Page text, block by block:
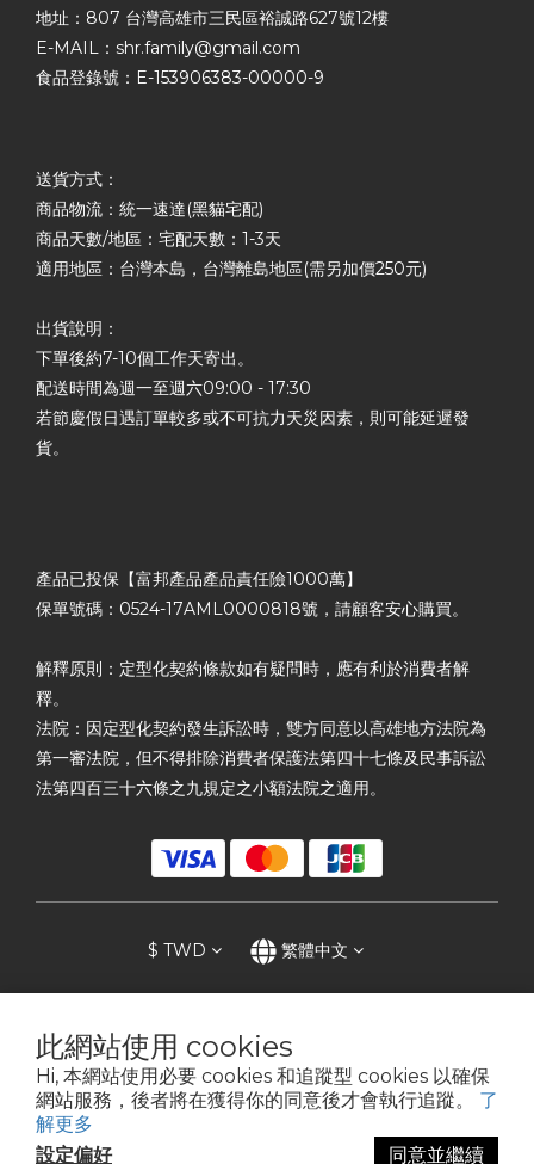
此網站使用 cookies
Hi, 本網站使用必要 cookies 和追蹤型 cookies 以確保
網站服務，後者將在獲得你的同意後才會執行追蹤。 了
解更多
設定偏好
同意並繼續
地址：807 台灣高雄市三民區裕誠路627號12樓
E-MAIL：shr.family@gmail.com
食品登錄號：E-153906383-00000-9
送貨方式：
商品物流：統一速達(黑貓宅配)
商品天數/地區：宅配天數：1-3天
適用地區：台灣本島，台灣離島地區(需另加價250元)
出貨說明：
下單後約7-10個工作天寄出。
配送時間為週一至週六09:00 - 17:30
若節慶假日遇訂單較多或不可抗力天災因素，則可能延遲發
貨。
產品已投保【富邦產品產品責任險1000萬】
保單號碼：0524-17AML0000818號，請顧客安心購買。
解釋原則：定型化契約條款如有疑問時，應有利於消費者解
釋。
法院：因定型化契約發生訴訟時，雙方同意以高雄地方法院為
第一審法院，但不得排除消費者保護法第四十七條及民事訴訟
法第四百三十六條之九規定之小額法院之適用。
$ TWD 繁體中文
提醒您，我們不會以電話或簡訊方式通知變更付款方式。